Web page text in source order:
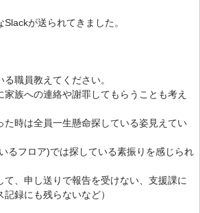
が送られてきました。
職員教えてください。
族への連絡や謝罪してもらうことも考え
た時は全員一生懸命探している姿見えてい
るフロア)では探している素振りを感じられ
て、申し送りで報告を受けない、支援課に
録にも残らないなど）